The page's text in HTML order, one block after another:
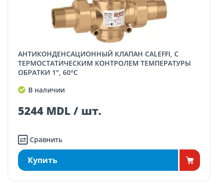
АНТИКОНДЕНСАЦИОННЫЙ КЛАПАН CALEFFI, С
ТЕРМОСТАТИЧЕСКИМ КОНТРОЛЕМ ТЕМПЕРАТУРЫ
ОБРАТКИ 1", 60°C
В наличии
5244 MDL / шт.
Сравнить
Купить